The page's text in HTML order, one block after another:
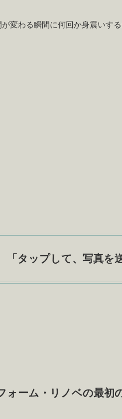
変わる瞬間に何回か身震いす
「 タップして、写真を
ォーム・リノベの最初